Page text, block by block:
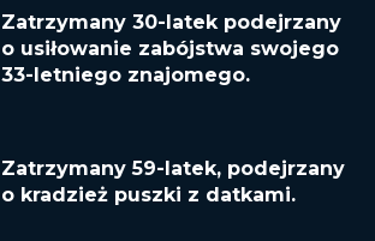
Zatrzymany 30-latek podejrzany
o usiłowanie zabójstwa swojego
33-letniego znajomego.
Zatrzymany 59-latek, podejrzany
o kradzież puszki z datkami.